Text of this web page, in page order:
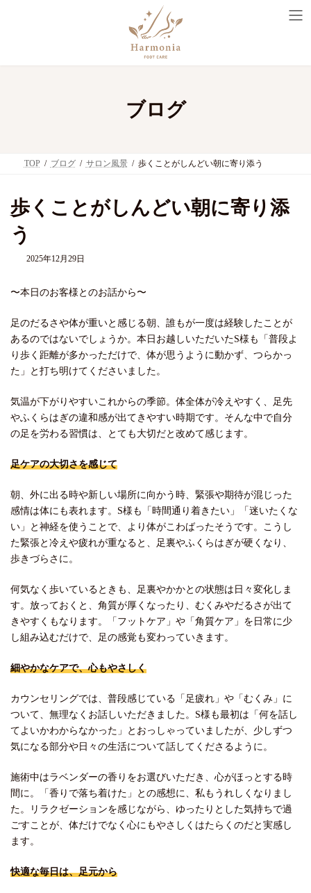
ブログ
TOP ブログ サロン風景 歩くことがしんどい朝に寄り添う
歩くことがしんどい朝に寄り添
う
2025年12月29日
〜本日のお客様とのお話から〜
足のだるさや体が重いと感じる朝、誰もが一度は経験したことが
あるのではないでしょうか。本日お越しいただいたS様も「普段よ
り歩く距離が多かっただけで、体が思うように動かず、つらかっ
た」と打ち明けてくださいました。
気温が下がりやすいこれからの季節。体全体が冷えやすく、足先
やふくらはぎの違和感が出てきやすい時期です。そんな中で自分
の足を労わる習慣は、とても大切だと改めて感じます。
足ケアの大切さを感じて
朝、外に出る時や新しい場所に向かう時、緊張や期待が混じった
感情は体にも表れます。S様も「時間通り着きたい」「迷いたくな
い」と神経を使うことで、より体がこわばったそうです。こうし
た緊張と冷えや疲れが重なると、足裏やふくらはぎが硬くなり、
歩きづらさに。
何気なく歩いているときも、足裏やかかとの状態は日々変化しま
す。放っておくと、角質が厚くなったり、むくみやだるさが出て
きやすくもなります。「フットケア」や「角質ケア」を日常に少
し組み込むだけで、足の感覚も変わっていきます。
細やかなケアで、心もやさしく
カウンセリングでは、普段感じている「足疲れ」や「むくみ」に
ついて、無理なくお話しいただきました。S様も最初は「何を話し
てよいかわからなかった」とおっしゃっていましたが、少しずつ
気になる部分や日々の生活について話してくださるように。
施術中はラベンダーの香りをお選びいただき、心がほっとする時
間に。「香りで落ち着けた」との感想に、私もうれしくなりまし
た。リラクゼーションを感じながら、ゆったりとした気持ちで過
ごすことが、体だけでなく心にもやさしくはたらくのだと実感し
ます。
快適な毎日は、足元から